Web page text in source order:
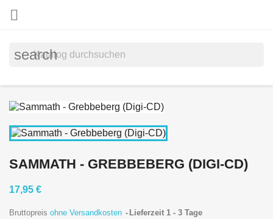

search
SAMMATH - GREBBEBERG (DIGI-CD)
17,95 €
Bruttopreis ohne Versandkosten Lieferzeit 1 - 3 Tage